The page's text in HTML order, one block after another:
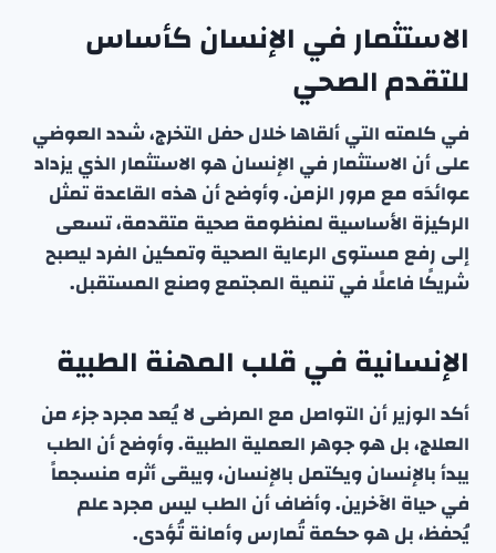
الاستثمار في الإنسان كأساس
للتقدم الصحي
في كلمته التي ألقاها خلال حفل التخرج، شدد العوضي
على أن الاستثمار في الإنسان هو الاستثمار الذي يزداد
عوائدَه مع مرور الزمن. وأوضح أن هذه القاعدة تمثل
الركيزة الأساسية لمنظومة صحية متقدمة، تسعى
إلى رفع مستوى الرعاية الصحية وتمكين الفرد ليصبح
شريكًا فاعلًا في تنمية المجتمع وصنع المستقبل.
الإنسانية في قلب المهنة الطبية
أكد الوزير أن التواصل مع المرضى لا يُعد مجرد جزء من
العلاج، بل هو جوهر العملية الطبية. وأوضح أن الطب
يبدأ بالإنسان ويكتمل بالإنسان، ويبقى أثره منسجماً
في حياة الآخرين. وأضاف أن الطب ليس مجرد علم
يُحفظ، بل هو حكمة تُمارس وأمانة تُؤدى.